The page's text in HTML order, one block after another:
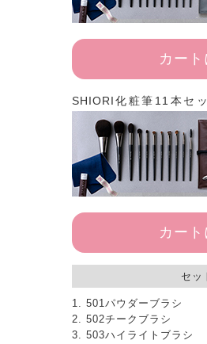
カー
SHIORI化粧筆11本セ
カー
セッ
1. 501パウダーブラシ
2. 502チークブラシ
3. 503ハイライトブラシ